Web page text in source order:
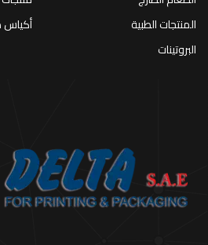
المنتجات الطبية
البروتينات